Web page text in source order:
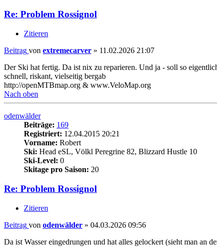
Re: Problem Rossignol
Zitieren
Beitrag von extremecarver » 11.02.2026 21:07
Der Ski hat fertig. Da ist nix zu reparieren. Und ja - soll so
schnell, riskant, vielseitig bergab
http://openMTBmap.org & www.VeloMap.org
Nach oben
odenwälder
Beiträge: 169
Registriert: 12.04.2015 20:21
Vorname: Robert
Ski: Head eSL, Völkl Peregrine 82, Blizzard Hustle 10
Ski-Level: 0
Skitage pro Saison: 20
Re: Problem Rossignol
Zitieren
Beitrag von odenwälder » 04.03.2026 09:56
Da ist Wasser eingedrungen und hat alles gelockert (sieht man an